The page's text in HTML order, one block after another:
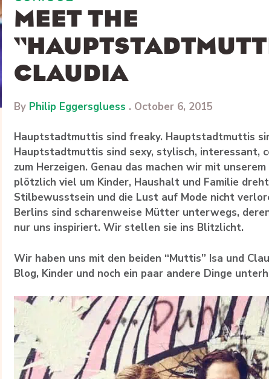
MEET THE
CLAUDIA
By Philip Eggersgluess . October 6, 2015
Hauptstadtmuttis sind freaky. Hauptstadtmuttis
Hauptstadtmuttis sind sexy, stylisch, interessant,
zum Herzeigen. Genau das machen wir mit
plötzlich viel um Kinder, Haushalt und Familie
Stilbewusstsein und die Lust auf Mode nicht
Berlins sind scharenweise Mütter unterwegs,
nur uns inspiriert. Wir stellen sie ins Blitzlicht.
Wir haben uns mit den beiden “Muttis” Isa und
Blog, Kinder und noch ein paar andere Dinge